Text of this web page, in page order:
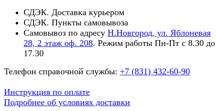
СДЭК. Доставка курьером
СДЭК. Пункты самовывоза
Самовывоз по адресу Н.Новгород, ул. Яблоневая
28, 2 этаж оф. 208. Режим работы Пн-Пт с 8.30 до
17.30
Телефон справочной службы: +7 (831) 432-60-90
Инструкция по оплате
Подробнее об условиях доставки